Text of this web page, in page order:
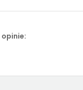
opinie: